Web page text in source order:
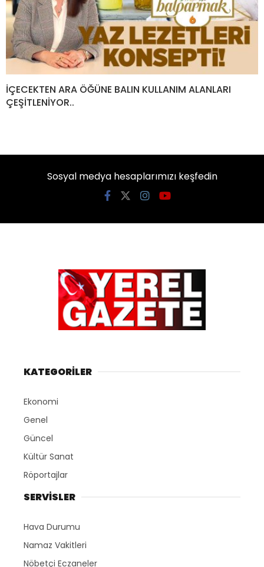
İÇECEKTEN ARA ÖĞÜNE BALIN KULLANIM ALANLARI
ÇEŞİTLENİYOR..
Sosyal medya hesaplarımızı keşfedin
KATEGORİLER
Ekonomi
Genel
Güncel
Kültür Sanat
Röportajlar
SERVİSLER
Hava Durumu
Namaz Vakitleri
Nöbetçi Eczaneler